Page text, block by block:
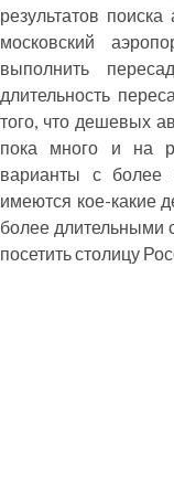
результатов
московский
выполнить
длительность
того, что дешевых
пока много и на
варианты с более
имеются кое-какие
более длительными
посетить столицу